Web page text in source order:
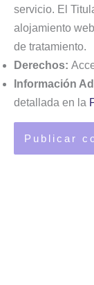
servicio. El
alojamiento
de tratamiento.
Derechos:
Información
detallada en la